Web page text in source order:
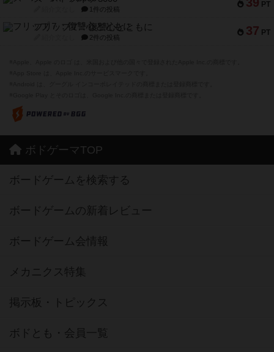
PT
1件の投稿
37 PT
フリップ７：復讐心とともに
2件の投稿
ボドゲーマTOP
ボードゲームを検索する
ボードゲームの新着レビュー
ボードゲーム会情報
メカニクス特集
掲示板・トピックス
ボドとも・会員一覧